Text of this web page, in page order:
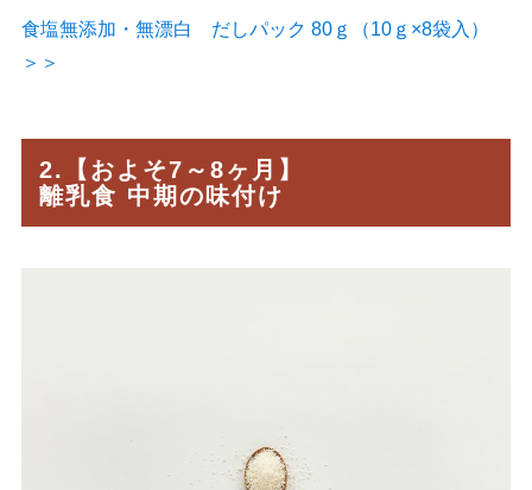
食塩無添加・無漂白 だしパック 80ｇ（10ｇ×8袋入）
＞＞
2.【およそ7～8ヶ月】
離乳食 中期の味付け